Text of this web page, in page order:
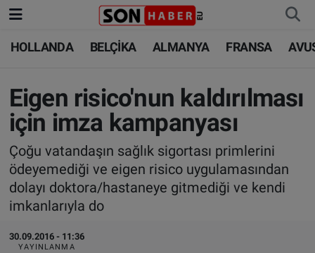
HOLLANDA BELÇİKA ALMANYA FRANSA
Eigen risico'nun kaldırılması
için imza kampanyası
Çoğu vatandaşın sağlık sigortası primlerini
ödeyemediği ve eigen risico uygulamasından
dolayı doktora/hastaneye gitmediği ve kendi
imkanlarıyla do
30.09.2016 - 11:36
YAYINLANMA
HOLLANDA
BELÇİKA
ALMANYA
FRANSA
AVUSTURYA
SAĞLIK - YAŞAM
HOLLANDA
BELÇİKA
ALMANYA
TÜRKİYE
DÜNYA
BİLİM-TEKNOLOJİ
Nöbetçi Eczaneler
Hava Durumu
Trafik Durumu
Süper Lig Puan Durumu ve Fikstür
Tüm Manşetler
Son Dakika Haberleri